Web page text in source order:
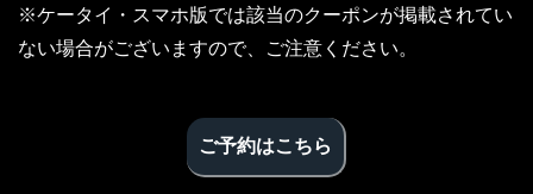
※ケータイ・スマホ版では該当のクーポンが掲載されてい
ない場合がございますので、ご注意ください。
ご予約はこちら